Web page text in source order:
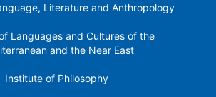
Literature and Anthropology
Languages ​​and Cultures of the
and the Near East
Institute of Philosophy